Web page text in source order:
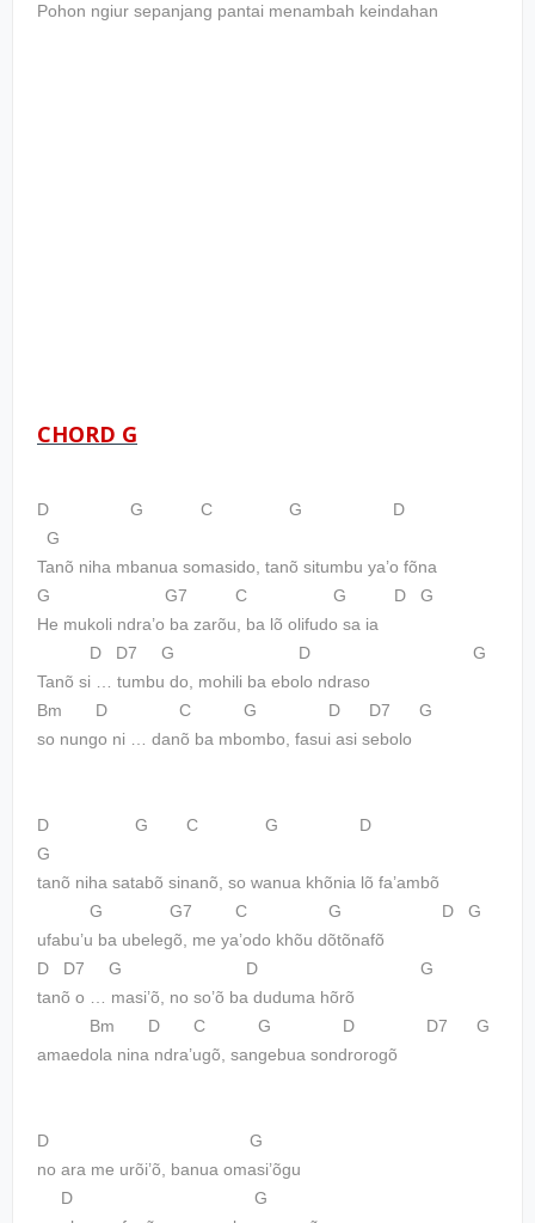
Pohon ngiur sepanjang pantai menambah keindahan
CHORD G
D G C G D
G
Tanõ niha mbanua somasido, tanõ situmbu ya’o fõna
G G7 C G D G
He mukoli ndra’o ba zarõu, ba lõ olifudo sa ia
D D7 G D G
Tanõ si … tumbu do, mohili ba ebolo ndraso
Bm D C G D D7 G
so nungo ni … danõ ba mbombo, fasui asi sebolo
D G C G D
G
tanõ niha satabõ sinanõ, so wanua khõnia lõ fa’ambõ
G G7 C G D G
ufabu’u ba ubelegõ, me ya’odo khõu dõtõnafõ
D D7 G D G
tanõ o … masi’õ, no so’õ ba duduma hõrõ
Bm D C G D D7 G
amaedola nina ndra’ugõ, sangebua sondrorogõ
D G
no ara me urõi’õ, banua omasi’õgu
D G